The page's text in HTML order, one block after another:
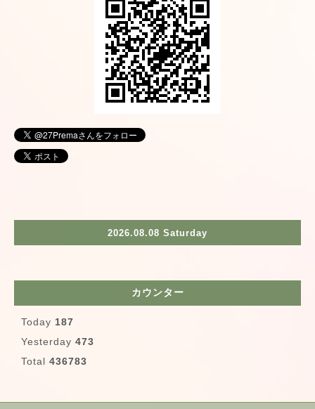
2026.08.08 Saturday
カウンター
Today 187
Yesterday 473
Total 436783